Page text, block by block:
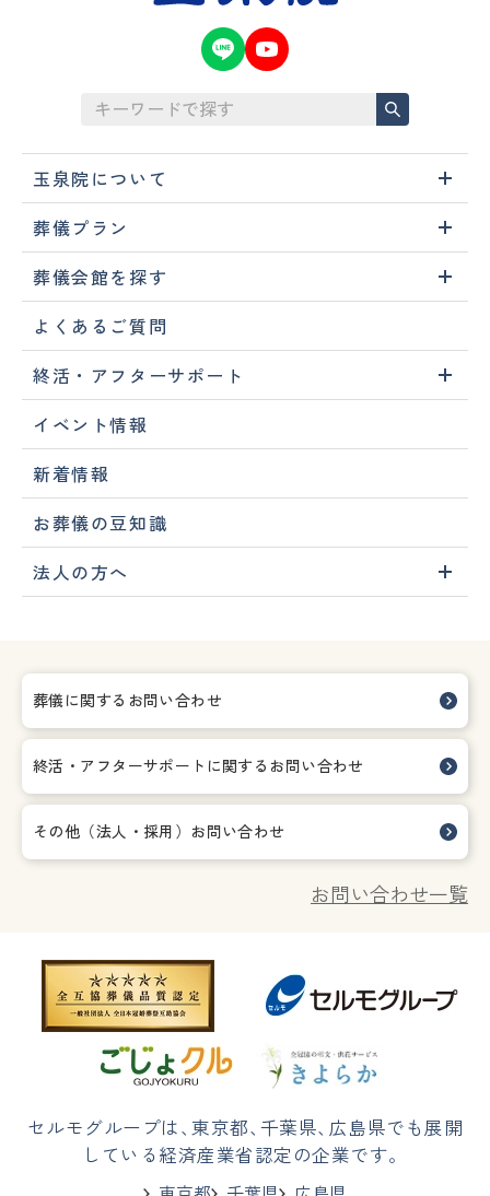
玉泉院について
葬儀プラン
葬儀会館を探す
よくあるご質問
終活・アフターサポート
イベント情報
新着情報
お葬儀の豆知識
法人の方へ
葬儀に関するお問い合わせ
終活・アフターサポートに関する お問い合わせ
その他（法人・採用）お問い合わせ
お問い合わせ一覧
セルモグループは、東京都、 千葉県、 広島県でも展開
している経済産業省認定の企業です。